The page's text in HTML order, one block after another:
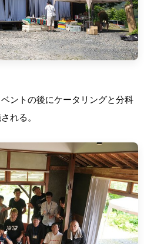
ントの後にケータリングと分科
れる。